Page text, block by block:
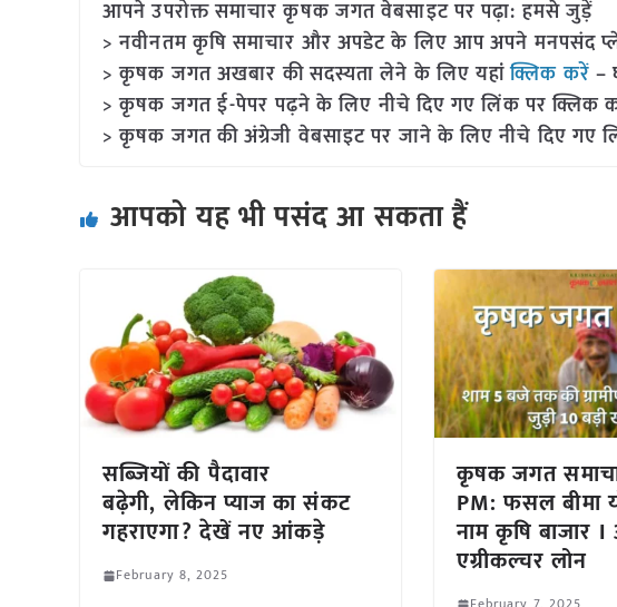
आपने उपरोक्त समाचार कृषक जगत वेबसाइट पर पढ़ा: हमसे जुड़ें
> नवीनतम कृषि समाचार और अपडेट के लिए आप अपने मनपसंद
> कृषक जगत अखबार की सदस्यता लेने के लिए यहांक्लिक करें –
> कृषक जगत ई-पेपर पढ़ने के लिए नीचे दिए गए लिंक पर क्लिक
> कृषक जगत की अंग्रेजी वेबसाइट पर जाने के लिए नीचे दिए गए
आपको यह भी पसंद आ सकता हैं
सब्जियों की पैदावार
बढ़ेगी, लेकिन प्याज का संकट
गहराएगा? देखें नए आंकड़े
February 8, 2025
कृषक जगत
PM: फसल बीमा
नाम कृषि बाजार
एग्रीकल्चर लोन